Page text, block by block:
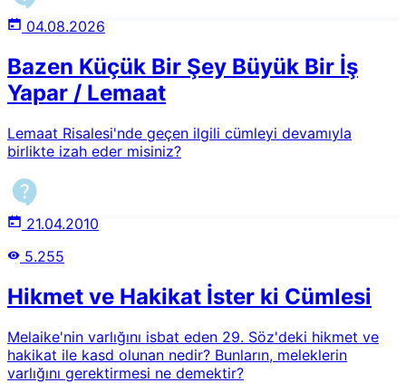
04.08.2026
Bazen Küçük Bir Şey Büyük Bir İş
Yapar / Lemaat
Lemaat Risalesi'nde geçen ilgili cümleyi devamıyla
birlikte izah eder misiniz?
21.04.2010
5.255
Hikmet ve Hakikat İster ki Cümlesi
Melaike'nin varlığını isbat eden 29. Söz'deki hikmet ve
hakikat ile kasd olunan nedir? Bunların, meleklerin
varlığını gerektirmesi ne demektir?